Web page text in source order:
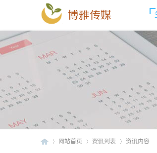
博雅传媒
网站首页 资讯列表 资讯内容